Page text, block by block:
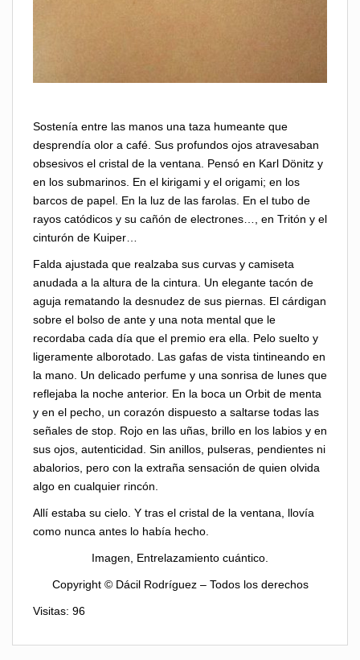
Sostenía entre las manos una taza humeante que
desprendía olor a café. Sus profundos ojos atravesaban
obsesivos el cristal de la ventana. Pensó en Karl Dönitz y
en los submarinos. En el kirigami y el origami; en los
barcos de papel. En la luz de las farolas. En el tubo de
rayos catódicos y su cañón de electrones…, en Tritón y el
cinturón de Kuiper…
Falda ajustada que realzaba sus curvas y camiseta
anudada a la altura de la cintura. Un elegante tacón de
aguja rematando la desnudez de sus piernas. El cárdigan
sobre el bolso de ante y una nota mental que le
recordaba cada día que el premio era ella. Pelo suelto y
ligeramente alborotado. Las gafas de vista tintineando en
la mano. Un delicado perfume y una sonrisa de lunes que
reflejaba la noche anterior. En la boca un Orbit de menta
y en el pecho, un corazón dispuesto a saltarse todas las
señales de stop. Rojo en las uñas, brillo en los labios y en
sus ojos, autenticidad. Sin anillos, pulseras, pendientes ni
abalorios, pero con la extraña sensación de quien olvida
algo en cualquier rincón.
Allí estaba su cielo. Y tras el cristal de la ventana, llovía
como nunca antes lo había hecho.
Imagen, Entrelazamiento cuántico.
Copyright © Dácil Rodríguez – Todos los derechos
Visitas: 96